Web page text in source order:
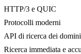
HTTP/3 e QUIC
Protocolli moderni
API di ricerca dei domini
Ricerca immediata e